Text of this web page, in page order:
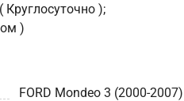
);
)
FORD Mondeo 3 (2000-2007)